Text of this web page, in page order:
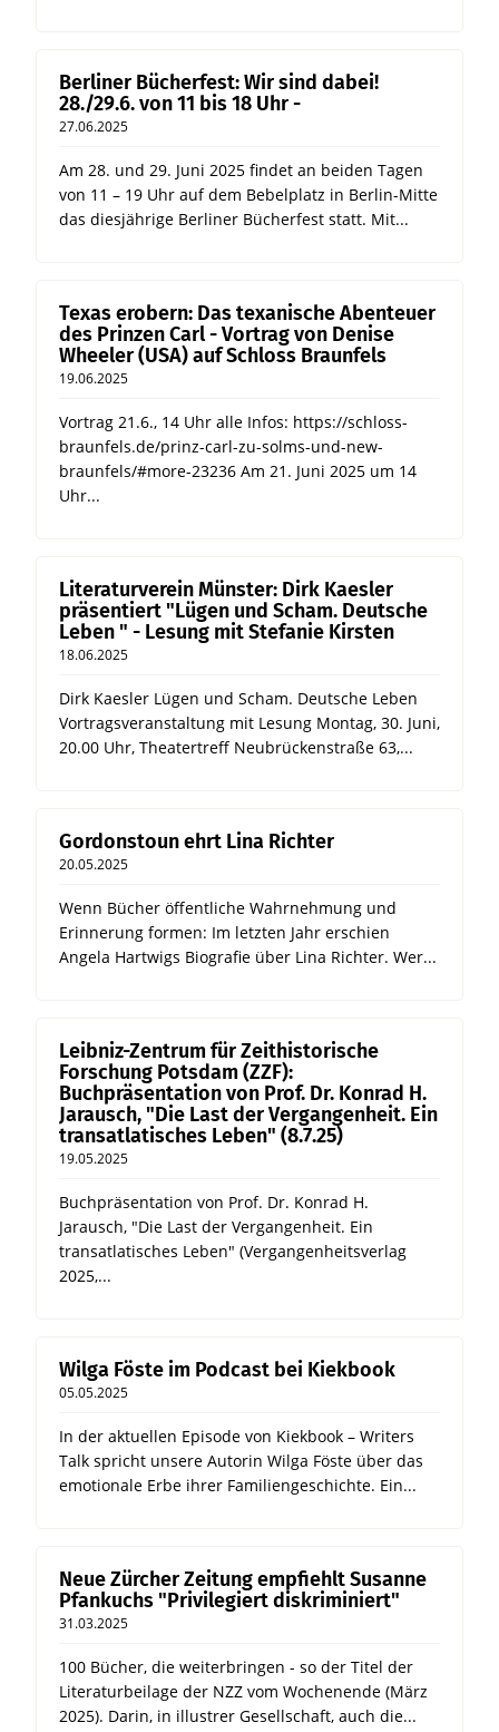
Berliner Bücherfest: Wir sind dabei!
28./29.6. von 11 bis 18 Uhr -
27.06.2025
Am 28. und 29. Juni 2025 findet an beiden Tagen
von 11 – 19 Uhr auf dem Bebelplatz in Berlin-Mitte
das diesjährige Berliner Bücherfest statt. Mit...
Texas erobern: Das texanische Abenteuer
des Prinzen Carl - Vortrag von Denise
Wheeler (USA) auf Schloss Braunfels
19.06.2025
Vortrag 21.6., 14 Uhr alle Infos: https://schloss-
braunfels.de/prinz-carl-zu-solms-und-new-
braunfels/#more-23236 Am 21. Juni 2025 um 14
Uhr...
Literaturverein Münster: Dirk Kaesler
präsentiert "Lügen und Scham. Deutsche
Leben " - Lesung mit Stefanie Kirsten
18.06.2025
Dirk Kaesler Lügen und Scham. Deutsche Leben
Vortragsveranstaltung mit Lesung Montag, 30. Juni,
20.00 Uhr, Theatertreff Neubrückenstraße 63,...
Gordonstoun ehrt Lina Richter
20.05.2025
Wenn Bücher öffentliche Wahrnehmung und
Erinnerung formen: Im letzten Jahr erschien
Angela Hartwigs Biografie über Lina Richter. Wer...
Leibniz-Zentrum für Zeithistorische
Forschung Potsdam (ZZF):
Buchpräsentation von Prof. Dr. Konrad H.
Jarausch, "Die Last der Vergangenheit. Ein
transatlatisches Leben" (8.7.25)
19.05.2025
Buchpräsentation von Prof. Dr. Konrad H.
Jarausch, "Die Last der Vergangenheit. Ein
transatlatisches Leben" (Vergangenheitsverlag
2025,...
Wilga Föste im Podcast bei Kiekbook
05.05.2025
In der aktuellen Episode von Kiekbook – Writers
Talk spricht unsere Autorin Wilga Föste über das
emotionale Erbe ihrer Familiengeschichte. Ein...
Neue Zürcher Zeitung empfiehlt Susanne
Pfankuchs "Privilegiert diskriminiert"
31.03.2025
100 Bücher, die weiterbringen - so der Titel der
Literaturbeilage der NZZ vom Wochenende (März
2025). Darin, in illustrer Gesellschaft, auch die...